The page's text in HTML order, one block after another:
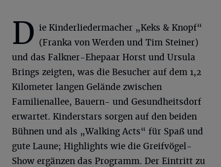
D ie Kinderliedermacher „Keks & Knopf“
(Franka von Werden und Tim Steiner)
und das Falkner-Ehepaar Horst und Ursula
Brings zeigten, was die Besucher auf dem 1,2
Kilometer langen Gelände zwischen
Familienallee, Bauern- und Gesundheitsdorf
erwartet. Kinderstars sorgen auf den beiden
Bühnen und als „Walking Acts“ für Spaß und
gute Laune; Highlights wie die Greifvögel-
Show ergänzen das Programm. Der Eintritt zu